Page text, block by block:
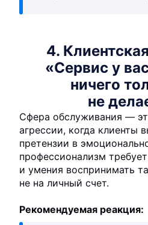
4.
«Сервис у
ничего
не
Сфера обслуживания —
агрессии, когда клиенты
претензии в
профессионализм
и умения воспринимать
не на личный счет.
Рекомендуемая реакция: